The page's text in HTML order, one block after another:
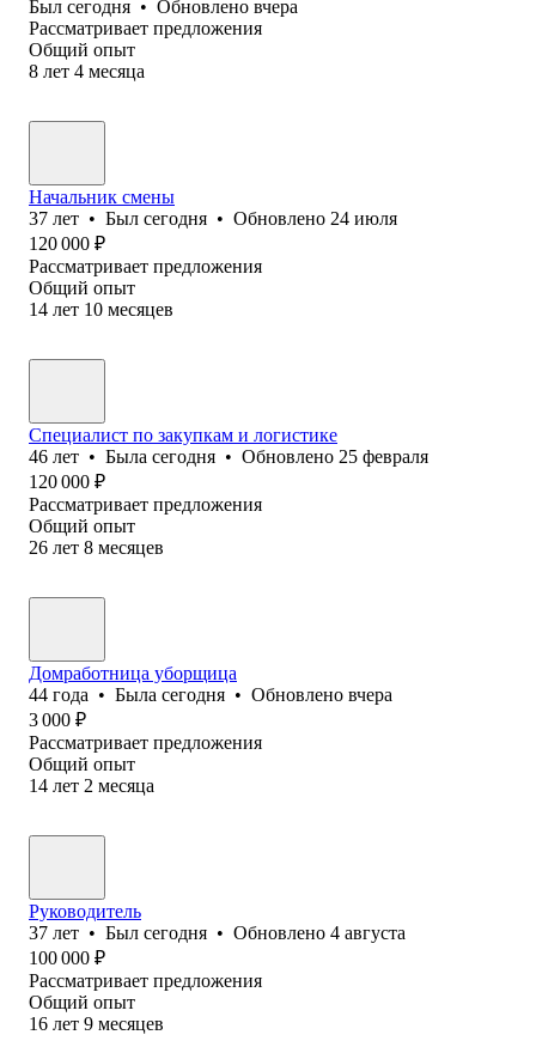
Был сегодня • Обновлено вчера
Рассматривает предложения
Общий опыт
8 лет 4 месяца
Начальник смены
37 лет • Был сегодня • Обновлено 24 июля
120 000 ₽
Рассматривает предложения
Общий опыт
14 лет 10 месяцев
Специалист по закупкам и логистике
46 лет • Была сегодня • Обновлено 25 февраля
120 000 ₽
Рассматривает предложения
Общий опыт
26 лет 8 месяцев
Домработница уборщица
44 года • Была сегодня • Обновлено вчера
3 000 ₽
Рассматривает предложения
Общий опыт
14 лет 2 месяца
Руководитель
37 лет • Был сегодня • Обновлено 4 августа
100 000 ₽
Рассматривает предложения
Общий опыт
16 лет 9 месяцев